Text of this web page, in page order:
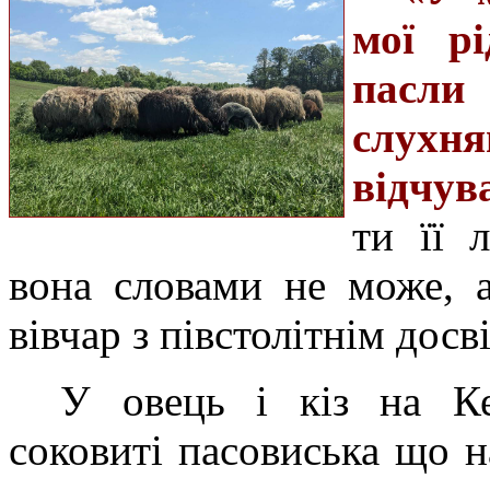
мої
ти її
вона словами не може,
вівчар з півстолітнім
У овець і кіз на
соковиті пасовиська що